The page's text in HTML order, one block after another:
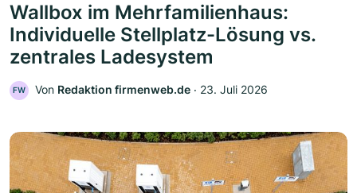
Wallbox im Mehrfamilienhaus:
Individuelle Stellplatz-Lösung vs.
zentrales Ladesystem
FW Von Redaktion firmenweb.de ‧ 23. Juli 2026